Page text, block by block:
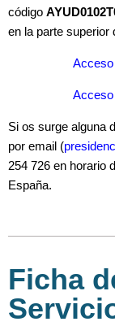
código
en la parte superior
Acceso
Si os surge alguna
por email (
254 726 en horario
España.
Ficha